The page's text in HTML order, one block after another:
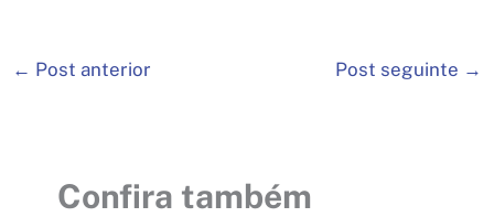
← Post anterior Post seguinte →
Confira também